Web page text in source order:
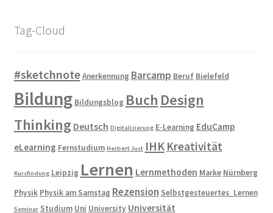
Tag-Cloud
#sketchnoteAnerkennung Barcamp Beruf Bielefeld
Bildung Bildungsblog Buch Design
Thinking Deutsch Digitalisierung E-Learning EduCamp
eLearning Fernstudium Herbert Just IHK Kreativität
Kursfindung Leipzig Lernen Lernmethoden Marke Nürnberg
Physik Physik am Samstag Rezension Selbstgesteuertes_Lernen
Seminar Studium Uni University Universität